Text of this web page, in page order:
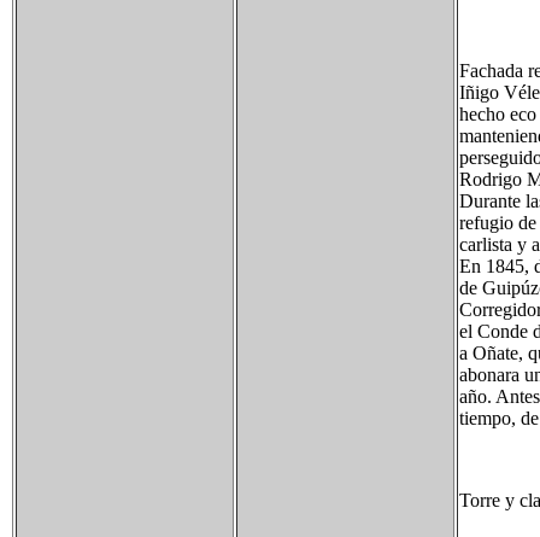
Fachada
Iñigo
hecho
Rodrigo
Durante
refugio de
carlista y
En 1845,
de
el Conde
a Oñate,
abonara
año.
tiempo,
Torre y